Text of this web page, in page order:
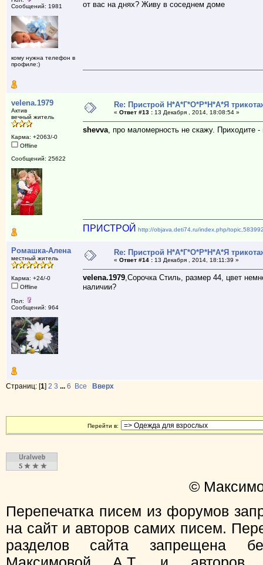
Сообщений: 1981
кому нужна телефон в
профиле:)
от вас на днях? Живу в соседнем доме
velena.1979
Актив
вечный житель
Карма: +2063/-0
Offline
Сообщений: 25622
Re: Пристрой Н*А*Г*О*Р*Н*А*Я
« Ответ #13 :13 Декабря , 2014, 18:08:54 »
shevva, про маломерность не скажу. Приходите
ПРИСТРОЙ http://objava.deti74.ru/index.php/
Ромашка-Алена
местный житель
Карма: +24/-0
Offline
Пол:
Сообщений: 964
Re: Пристрой Н*А*Г*О*Р*Н*А*Я
« Ответ #14 :13 Декабря , 2014, 18:11:39 »
velena.1979,Сорочка Стиль, размер 44, цвет
наличии?
Страниц: [1] 2 3 ... 6 Все Вверх
Перейти в:
©
Перепечатка писем из форумов
на сайт и авторов самих писем.
разделов сайта запрещена